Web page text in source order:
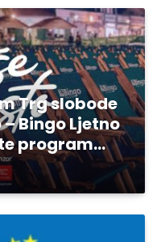
Trg slobode
Bingo Ljetno
program…